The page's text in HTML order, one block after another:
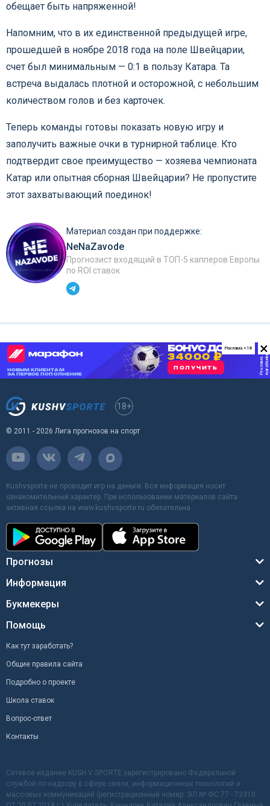
обещает быть напряженной!
Напомним, что в их единственной предыдущей игре,
прошедшей в ноябре 2018 года на поле Швейцарии,
счет был минимальным — 0:1 в пользу Катара. Та
встреча выдалась плотной и осторожной, с небольшим
количеством голов и без карточек.
Теперь команды готовы показать новую игру и
заполучить важные очки в турнирной таблице. Кто
подтвердит свое преимущество — хозяева чемпионата
Катар или опытная сборная Швейцарии? Не пропустите
этот захватывающий поединок!
Материал создан при поддержке:
NeNaZavode
Прогнозист входящий в ТОП-5 капперов Европы
по ROI ставок
×
Реклама +18
18+
© 2011 - 2026 Лига прогнозов на спорт
Kushvsporte не проводит игр на деньги. Вся информация носит
ознакомительный характер. При использовании материалов сайта
активная ссылка на www.kushvsporte.ru обязательна
Прогнозы
Информация
Букмекеры
Помощь
Как тут заработать?
Общие правила сайта
Подробно о проекте
Школа ставок
Вопрос-ответ
Контакты
Сетевое издание KUSH V SPORTE зарегистрировано Федеральной
службой по надзору в сфере связи, информационных технологий и
массовых коммуникаций (регистрационный номер: ЭЛ № ФС 77 - 73310